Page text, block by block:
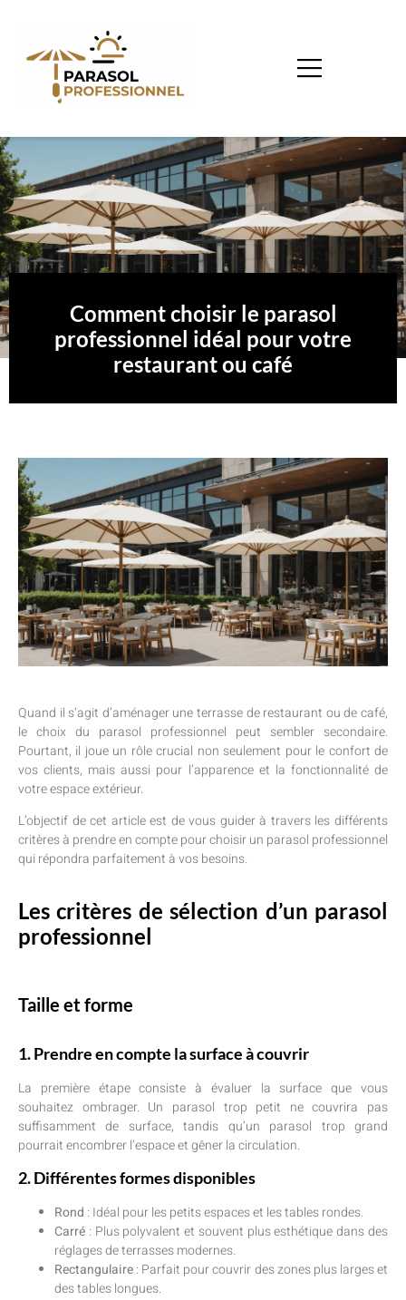
Comment choisir le parasol
professionnel idéal pour votre
restaurant ou café
Quand il s’agit d’aménager une terrasse de restaurant ou de café,
le choix du parasol professionnel peut sembler secondaire.
Pourtant, il joue un rôle crucial non seulement pour le confort de
vos clients, mais aussi pour l’apparence et la fonctionnalité de
votre espace extérieur.
L’objectif de cet article est de vous guider à travers les différents
critères à prendre en compte pour choisir un parasol professionnel
qui répondra parfaitement à vos besoins.
Les critères de sélection d’un parasol
professionnel
Taille et forme
1. Prendre en compte la surface à couvrir
La première étape consiste à évaluer la surface que vous
souhaitez ombrager. Un parasol trop petit ne couvrira pas
suffisamment de surface, tandis qu’un parasol trop grand
pourrait encombrer l’espace et gêner la circulation.
2. Différentes formes disponibles
Rond : Idéal pour les petits espaces et les tables rondes.
Carré : Plus polyvalent et souvent plus esthétique dans des
réglages de terrasses modernes.
Rectangulaire: Parfait pour couvrir des zones plus larges et
des tables longues.